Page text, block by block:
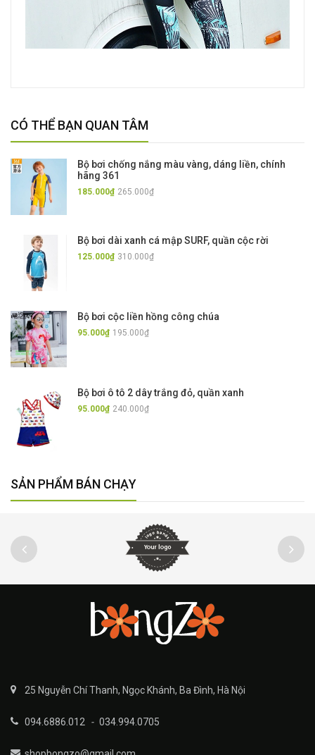
CÓ THỂ BẠN QUAN TÂM
Bộ bơi chống nắng màu vàng, dáng liền, chính
hãng 361
185.000₫ 265.000₫
Bộ bơi dài xanh cá mập SURF, quần cộc rời
125.000₫ 310.000₫
Bộ bơi cộc liền hồng công chúa
95.000₫ 195.000₫
Bộ bơi ô tô 2 dây trắng đỏ, quần xanh
95.000₫ 240.000₫
SẢN PHẨM BÁN CHẠY
25 Nguyễn Chí Thanh, Ngọc Khánh, Ba Đình, Hà Nội
094.6886.012 - 034.994.0705